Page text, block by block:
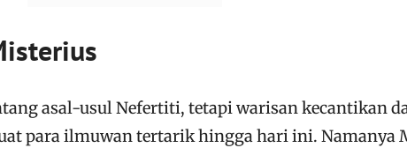
asal-usul Nefertiti, tetapi warisan kecantikan
para ilmuwan tertarik hingga hari ini. Namanya